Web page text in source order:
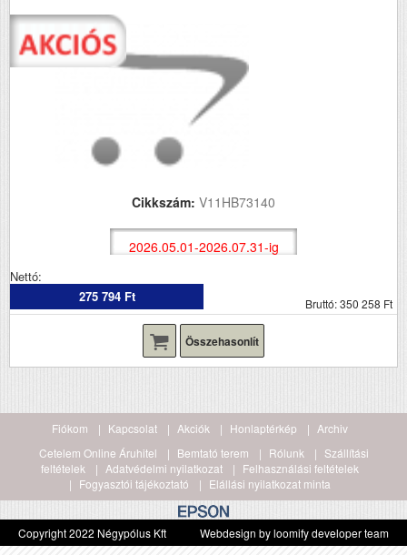
Cikkszám: V11HB73140
2026.05.01-2026.07.31-ig
Nettó:
275 794 Ft
Bruttó: 350 258 Ft
Összehasonlít
Fiókom Kapcsolat Akciók Honlaptérkép
Archiv
Cetelem Online Áruhitel
Bemtató terem Rólunk
Szállítási
feltételek
Adatvédelmi nyilatkozat
Felhasználási feltételek
Fogyasztói tájékoztató
Elállási nyilatkozat minta
Copyright 2022 Négypólus Kft Webdesign by loomify developer team